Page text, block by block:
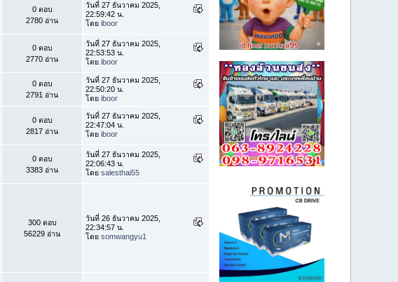
0 ตอบ
2780 อ่าน
วันที่ 27 ธันวาคม 2025,
22:59:42 น.
โดยiboor
0 ตอบ
2770 อ่าน
วันที่ 27 ธันวาคม 2025,
22:53:53 น.
โดยiboor
0 ตอบ
2791 อ่าน
วันที่ 27 ธันวาคม 2025,
22:50:20 น.
โดยiboor
0 ตอบ
2817 อ่าน
วันที่ 27 ธันวาคม 2025,
22:47:04 น.
โดยiboor
0 ตอบ
3383 อ่าน
วันที่ 27 ธันวาคม 2025,
22:06:43 น.
โดยsalesthai55
300 ตอบ
56229 อ่าน
วันที่ 26 ธันวาคม 2025,
22:34:57 น.
โดยsomwangyu1